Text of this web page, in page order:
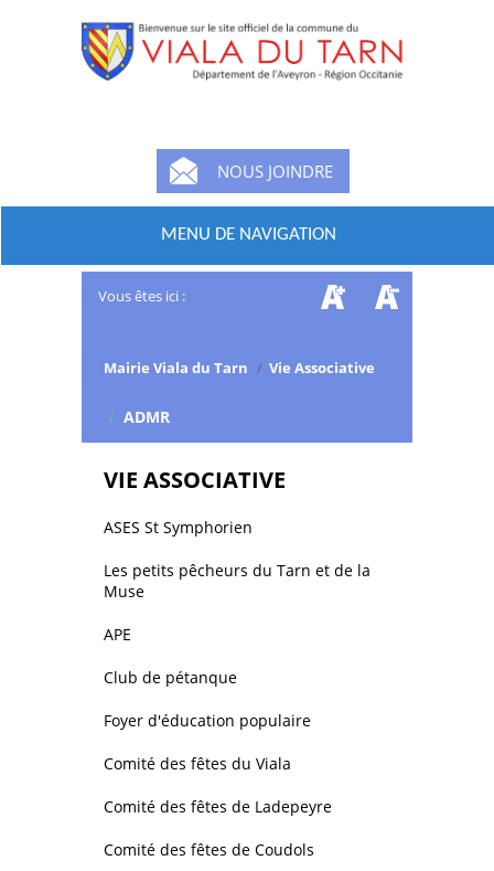
NOUS JOINDRE
MENU DE NAVIGATION
Vous êtes ici :
Mairie Viala du Tarn / Vie Associative
/ ADMR
VIE ASSOCIATIVE
ASES St Symphorien
Les petits pêcheurs du Tarn et de la
Muse
APE
Club de pétanque
Foyer d'éducation populaire
Comité des fêtes du Viala
Comité des fêtes de Ladepeyre
Comité des fêtes de Coudols